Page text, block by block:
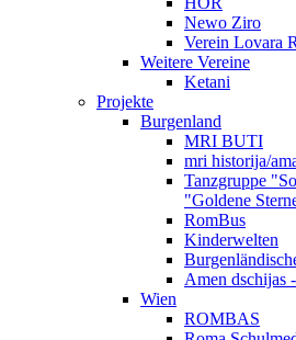
Newo Ziro
Verein Lovara
Weitere Vereine
Ketani
Projekte
Burgenland
MRI BUTI
mri historija/
Tanzgruppe
"Goldene
RomBus
Kinderwelten
Amen dschijas
Wien
ROMBAS